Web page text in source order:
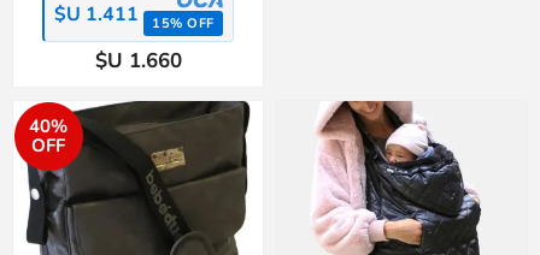
$U 1.411 15% OFF
$U 1.660
40%
OFF